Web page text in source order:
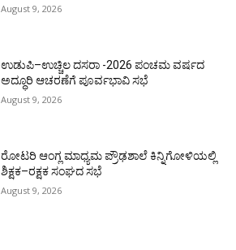
August 9, 2026
ಉಡುಪಿ–ಉಚ್ಚಿಲ ದಸರಾ -2026 ಪಂಚಮ ವರ್ಷದ
ಅದ್ಧೂರಿ ಆಚರಣೆಗೆ ಪೂರ್ವಭಾವಿ ಸಭೆ
August 9, 2026
ರೋಟರಿ ಆಂಗ್ಲ ಮಾಧ್ಯಮ ಪ್ರೌಢಶಾಲೆ ಕಿನ್ನಿಗೋಳಿಯಲ್ಲಿ
ಶಿಕ್ಷಕ–ರಕ್ಷಕ ಸಂಘದ ಸಭೆ
August 9, 2026